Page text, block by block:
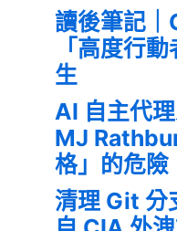
讀後筆記
「高度行
生
AI 自主代
MJ
格」的危險
清理 Git 分